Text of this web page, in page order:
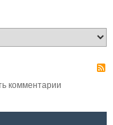
комментарии